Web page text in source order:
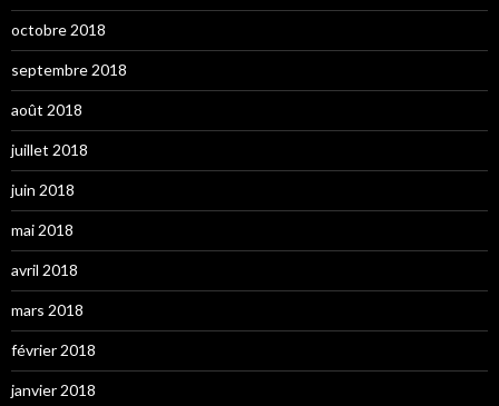
octobre 2018
septembre 2018
août 2018
juillet 2018
juin 2018
mai 2018
avril 2018
mars 2018
février 2018
janvier 2018